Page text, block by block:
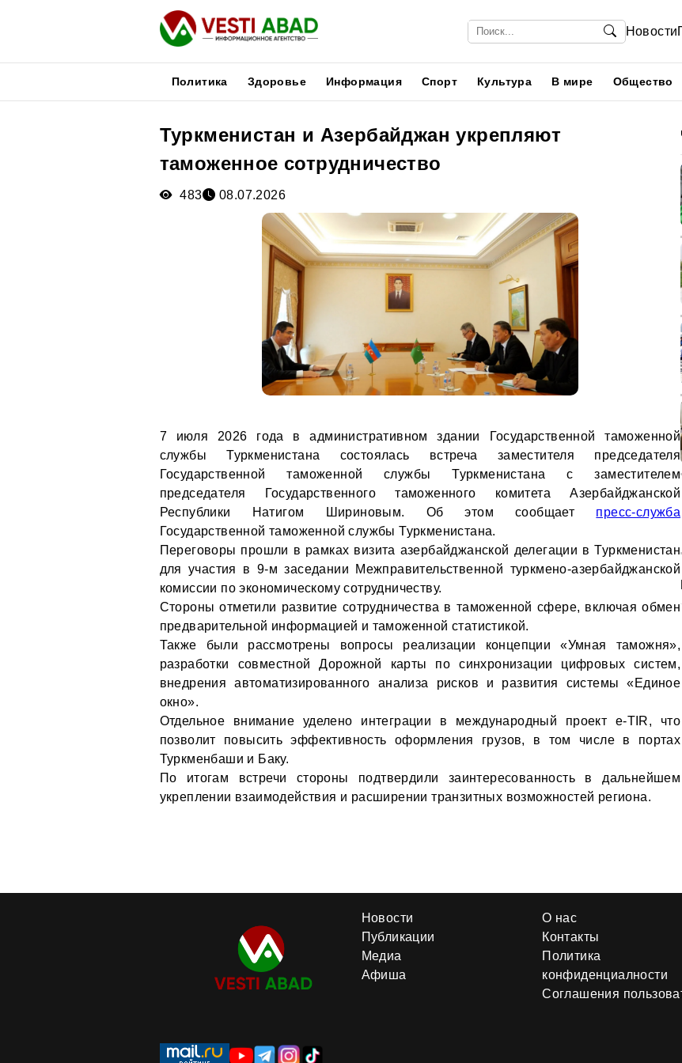
Новости
Политика Здоровье Информация Спорт Культура В мире Общество
Туркменистан и Азербайджан укрепляют
таможенное сотрудничество
483 08.07.2026
7 июля 2026 года в административном здании Государственной таможенной
службы Туркменистана состоялась встреча заместителя председателя
Государственной таможенной службы Туркменистана с заместителем
председателя Государственного таможенного комитета Азербайджанской
Республики Натигом Шириновым. Об этом сообщает пресс-служба
Государственной таможенной службы Туркменистана.
Переговоры прошли в рамках визита азербайджанской делегации в Туркменистан
для участия в 9-м заседании Межправительственной туркмено-азербайджанской
комиссии по экономическому сотрудничеству.
Стороны отметили развитие сотрудничества в таможенной сфере, включая обмен
предварительной информацией и таможенной статистикой.
Также были рассмотрены вопросы реализации концепции «Умная таможня»,
разработки совместной Дорожной карты по синхронизации цифровых систем,
внедрения автоматизированного анализа рисков и развития системы «Единое
окно».
Отдельное внимание уделено интеграции в международный проект e-TIR, что
позволит повысить эффективность оформления грузов, в том числе в портах
Туркменбаши и Баку.
По итогам встречи стороны подтвердили заинтересованность в дальнейшем
укреплении взаимодействия и расширении транзитных возможностей региона.
Новости
Публикации
Медиа
Афиша
О нас
Контакты
Политика
конфиденциалности
Соглашения